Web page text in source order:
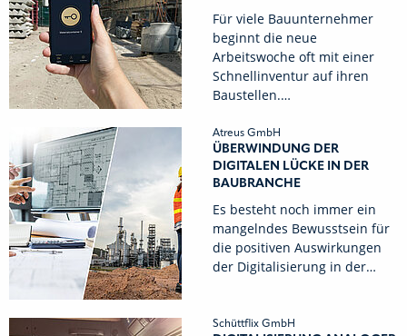
Für viele Bauunternehmer
beginnt die neue
Arbeitswoche oft mit einer
Schnellinventur auf ihren
Baustellen.…
Atreus GmbH
ÜBERWINDUNG DER
DIGITALEN LÜCKE IN DER
BAUBRANCHE
Es besteht noch immer ein
mangelndes Bewusstsein für
die positiven Auswirkungen
der Digitalisierung in der…
Schüttflix GmbH